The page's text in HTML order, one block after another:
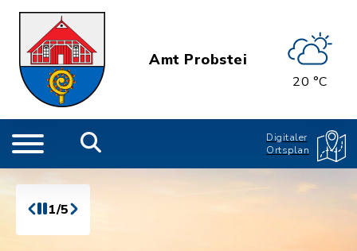
Amt Probstei
20 °C
Digitaler
Ortsplan
1/5